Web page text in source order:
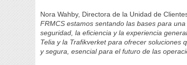
Nora Wahby, Directora de la Unidad de
FRMCS estamos sentando las bases para
seguridad, la eficiencia y la experiencia
Telia y la Trafikverket para ofrecer soluciones
y segura, esencial para el futuro de las